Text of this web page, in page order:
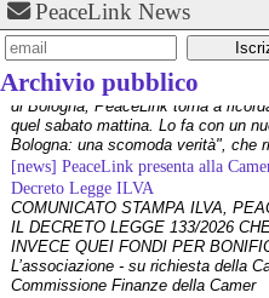
@steek_hutzee - 6/7/2026 7:30
PeaceLink News
Archivio pubblico
[news] La strage di Bologna, i suoi
A quarantasei anni dalla strage che
di Bologna, PeaceLink torna a
quel sabato mattina. Lo fa con un
Bologna: una scomoda verità", che
[news] PeaceLink presenta alla
Decreto Legge ILVA
COMUNICATO STAMPA ILVA,
IL DECRETO LEGGE 133/2026
INVECE QUEI FONDI PER
L’associazione - su richiesta della
Commissione Finanze della Camer
[news] La violenza non ha mai
danneggiare le cause che dichiara di